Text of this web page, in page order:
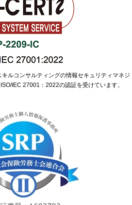
ルコンサルティングの情報セキュリティマネジ
IEC 27001：2022の認証を受けています。